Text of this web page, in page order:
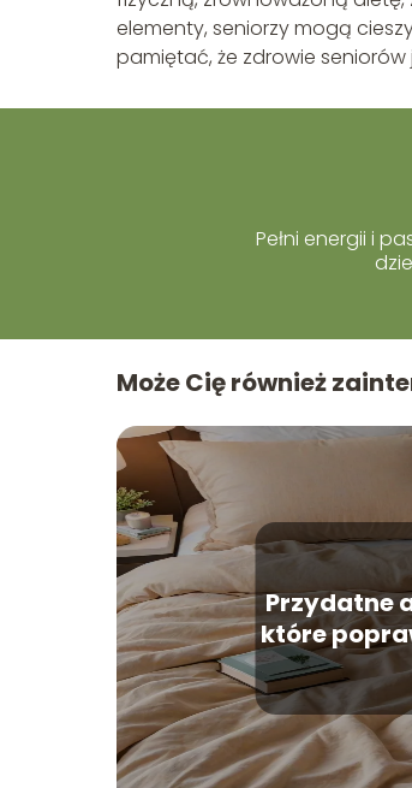
elementy, seniorzy mogą
pamiętać, że zdrowie
Pełni energii i
Może Cię również
Przydatne
które